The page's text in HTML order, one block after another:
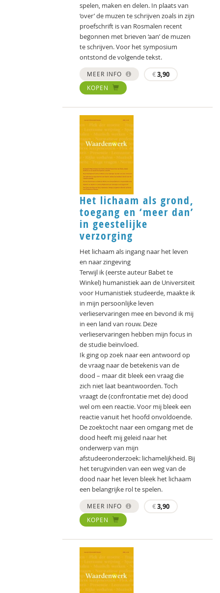
spelen, maken en delen. In plaats van
‘over’ de muzen te schrijven zoals in zijn
proefschrift is van Rosmalen recent
begonnen met brieven ‘aan’ de muzen
te schrijven. Voor het symposium
ontstond de volgende tekst.
MEER INFO €3,90
KOPEN
Het lichaam als grond,
toegang en ‘meer dan’
in geestelijke
verzorging
Het lichaam als ingang naar het leven
en naar zingeving
Terwijl ik (eerste auteur Babet te
Winkel) humanistiek aan de Universiteit
voor Humanistiek studeerde, maakte ik
in mijn persoonlijke leven
verlieservaringen mee en bevond ik mij
in een land van rouw. Deze
verlieservaringen hebben mijn focus in
de studie beïnvloed.
Ik ging op zoek naar een antwoord op
de vraag naar de betekenis van de
dood – maar dit bleek een vraag die
zich niet laat beantwoorden. Toch
vraagt de (confrontatie met de) dood
wel om een reactie. Voor mij bleek een
reactie vanuit het hoofd onvoldoende.
De zoektocht naar een omgang met de
dood heeft mij geleid naar het
onderwerp van mijn
afstudeeronderzoek: lichamelijkheid. Bij
het terugvinden van een weg van de
dood naar het leven bleek het lichaam
een belangrijke rol te spelen.
MEER INFO €3,90
KOPEN